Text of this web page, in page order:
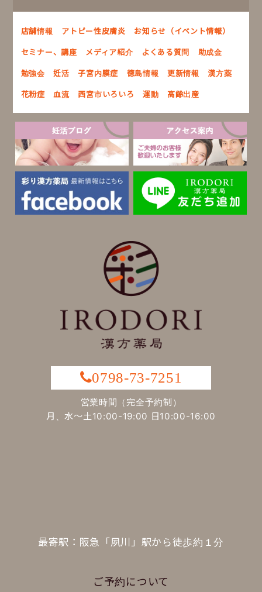
店舗情報 アトピー性皮膚炎 お知らせ（イベント情報）
セミナー、講座 メディア紹介 よくある質問 助成金
勉強会 妊活 子宮内膜症 徳島情報 更新情報 漢方薬
花粉症 血流 西宮市いろいろ 運動 高齢出産
0798-73-7251
営業時間（完全予約制）
月、水～土10:00-19:00 日10:00-16:00
最寄駅：阪急「夙川」駅から徒歩約１分
ご予約について